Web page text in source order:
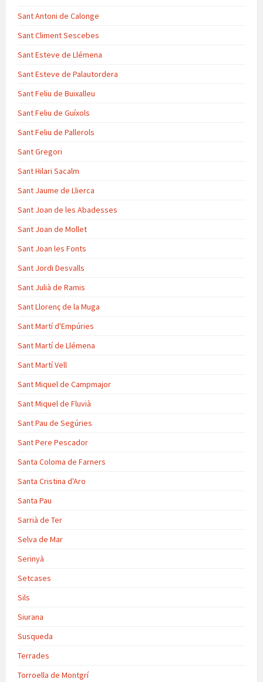
Sant Antoni de Calonge
Sant Climent Sescebes
Sant Esteve de Llémena
Sant Esteve de Palautordera
Sant Feliu de Buixalleu
Sant Feliu de Guíxols
Sant Feliu de Pallerols
Sant Gregori
Sant Hilari Sacalm
Sant Jaume de Llierca
Sant Joan de les Abadesses
Sant Joan de Mollet
Sant Joan les Fonts
Sant Jordi Desvalls
Sant Julià de Ramis
Sant Llorenç de la Muga
Sant Martí d'Empúries
Sant Martí de Llémena
Sant Martí Vell
Sant Miquel de Campmajor
Sant Miquel de Fluvià
Sant Pau de Segúries
Sant Pere Pescador
Santa Coloma de Farners
Santa Cristina d'Aro
Santa Pau
Sarrià de Ter
Selva de Mar
Serinyà
Setcases
Sils
Siurana
Susqueda
Terrades
Torroella de Montgrí